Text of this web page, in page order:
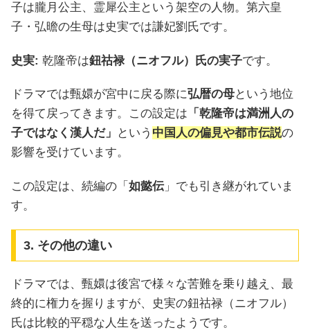
子は朧月公主、霊犀公主という架空の人物。第六皇
子・弘曕の生母は史実では謙妃劉氏です。
史実: 乾隆帝は鈕祜禄（ニオフル）氏の実子です。
ドラマでは甄嬛が宮中に戻る際に弘暦の母という地位
を得て戻ってきます。この設定は 「乾隆帝は満洲人の
子ではなく漢人だ」
という 中国人の偏見や都市伝説の
影響を受けています。
この設定は、続編の「 如懿伝」でも引き継がれていま
す。
3. その他の違い
ドラマでは、甄嬛は後宮で様々な苦難を乗り越え、最
終的に権力を握りますが、史実の鈕祜禄（ニオフル）
氏は比較的平穏な人生を送ったようです。